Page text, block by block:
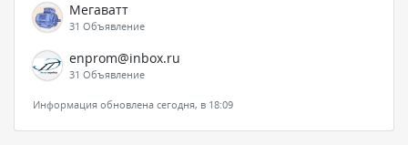
Мегаватт
31 Объявление
enprom@inbox.ru
31 Объявление
Информация обновлена сегодня, в 18:09